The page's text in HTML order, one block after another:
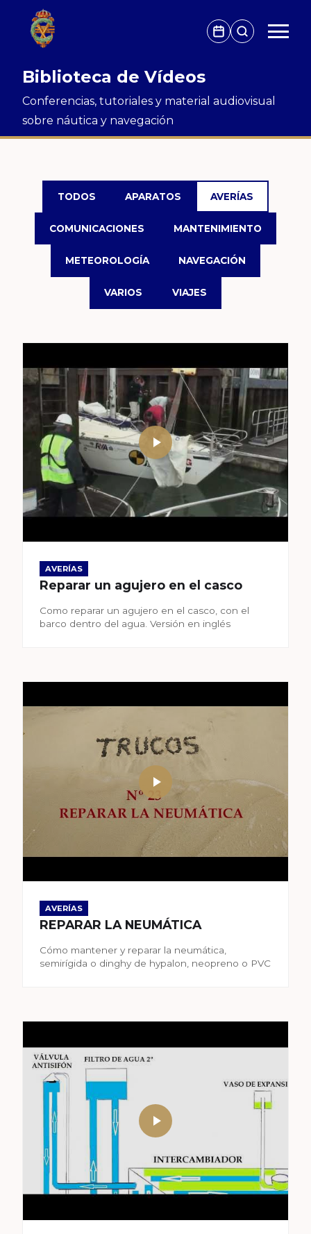
Biblioteca de Vídeos
Conferencias, tutoriales y material audiovisual
sobre náutica y navegación
TODOS APARATOS AVERÍAS
COMUNICACIONES MANTENIMIENTO
METEOROLOGÍA NAVEGACIÓN
VARIOS VIAJES
AVERÍAS
Reparar un agujero en el casco
Como reparar un agujero en el casco, con el
barco dentro del agua. Versión en inglés
AVERÍAS
REPARAR LA NEUMÁTICA
Cómo mantener y reparar la neumática,
semirígida o dinghy de hypalon, neopreno o PVC